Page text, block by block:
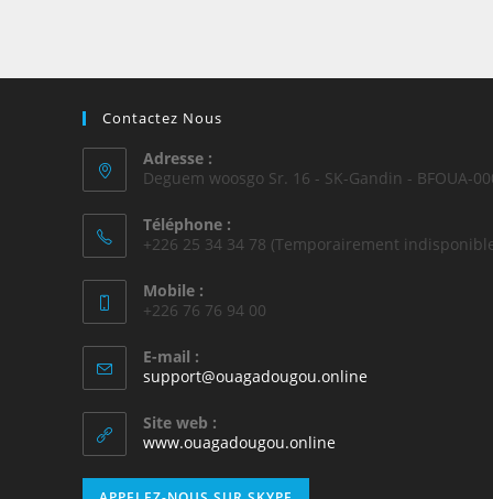
Contactez Nous
Adresse :
Deguem woosgo Sr. 16 - SK-Gandin - BFOUA-
Téléphone :
+226 25 34 34 78 (Temporairement
Mobile :
+226 76 76 94 00
E-mail :
support@ouagadougou.online
Site web :
www.ouagadougou.online